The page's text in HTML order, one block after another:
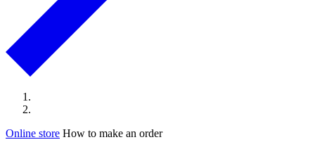
Online store How to make an order